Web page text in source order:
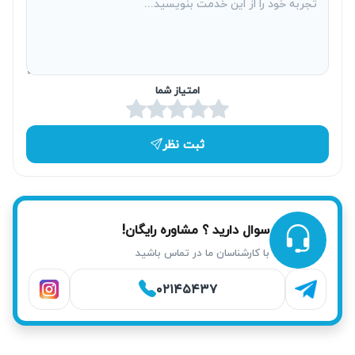
خدمات آریابهکار برای تعمیر پکیج در اسلامشهر
آریابهکار مراحل تست و تشخیص دقیق دستگاه را با دقت فراوان
انجام می‌دهد تا از رفع کامل مشکل اطمینان حاصل شود. سپس
امتیاز شما
ثبت نظر
سوال دارید ؟ مشاوره رایگان!
با کارشناسان ما در تماس باشید
۰۲۱۴۵۴۳۷